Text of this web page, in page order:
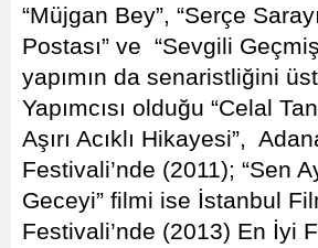
“Müjgan Bey”, “Serçe
Postası” ve “Sevgili
yapımın da senaristliğini
Yapımcısı olduğu “Celal
Aşırı Acıklı Hikayesi”,
Festivali’nde (2011); “Sen
Geceyi” filmi ise İstanbul
Festivali’nde (2013) En İyi